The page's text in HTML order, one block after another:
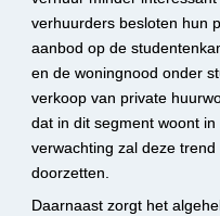
verhuurders besloten hun
aanbod op de
en de woningnood onder
verkoop van private
dat in dit segment woont
verwachting zal deze
doorzetten.
Daarnaast zorgt het